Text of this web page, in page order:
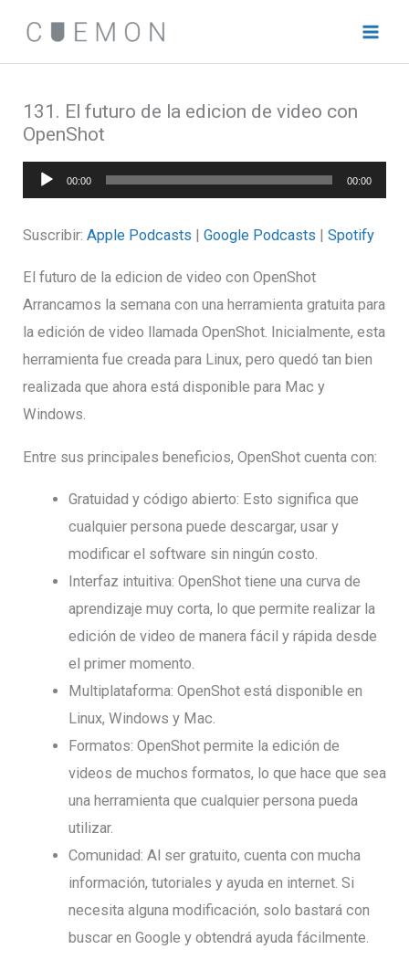
contenido
131. El futuro de la edicion de video con
OpenShot
Reproductor
de
audio
00:00 00:00
Suscribir:Apple Podcasts |Google Podcasts |Spotify
El futuro de la edicion de video con OpenShot
Arrancamos la semana con una herramienta gratuita para
la edición de video llamada OpenShot. Inicialmente, esta
herramienta fue creada para Linux, pero quedó tan bien
realizada que ahora está disponible para Mac y
Windows.
Entre sus principales beneficios, OpenShot cuenta con:
Gratuidad y código abierto: Esto significa que
cualquier persona puede descargar, usar y
modificar el software sin ningún costo.
Interfaz intuitiva: OpenShot tiene una curva de
aprendizaje muy corta, lo que permite realizar la
edición de video de manera fácil y rápida desde
el primer momento.
Multiplataforma: OpenShot está disponible en
Linux, Windows y Mac.
Formatos: OpenShot permite la edición de
videos de muchos formatos, lo que hace que sea
una herramienta que cualquier persona pueda
utilizar.
Comunidad: Al ser gratuito, cuenta con mucha
información, tutoriales y ayuda en internet. Si
necesita alguna modificación, solo bastará con
buscar en Google y obtendrá ayuda fácilmente.